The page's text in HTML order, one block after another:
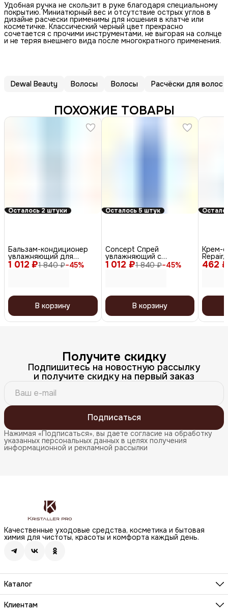
Удобная ручка не скользит в руке благодаря специальному
покрытию. Миниатюрный вес и отсутствие острых углов в
дизайне расчески применимы для ношения в клатче или
косметичке. Классический черный цвет прекрасно
сочетается с прочими инструментами, не выгорая на солнце
и не теряя внешнего вида после многократного применения.
Dewal Beauty Волосы Волосы Расчёски для волос
ПОХОЖИЕ ТОВАРЫ
Осталось 2 штуки
1 012 ₽1 840 ₽−45%
Бальзам-кондиционер
увлажняющий для
восстановления сухих
волос, 400 мл
В корзину
Осталось 5 штук
1 012 ₽1 840 ₽−45%
Сoncept Спрей
увлажняющий с
термозащитой / Hydro
Spray, 240 мл
В корзину
462 ₽
Крем-
Repair,
33 в 1
мл
Получите скидку
Подпишитесь на новостную рассылку
и получите скидку на первый заказ
Подписаться
Нажимая «Подписаться», вы даете согласие на обработку
указанных персональных данных в целях получения
информационной и рекламной рассылки
Качественные уходовые средства, косметика и бытовая
химия для чистоты, красоты и комфорта каждый день.
Каталог
Бренды
Волосы
Клиентам